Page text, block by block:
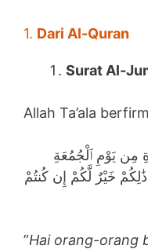
1. Dari Al-Quran
Surat Al-
Allah Ta’ala
مِن يَوْمِ ٱلْجُمُعَةِ
ذَٰلِكُمْ خَيْرٌ لَّكُمْ إِن كُنتُمْ
”Hai orang-orang